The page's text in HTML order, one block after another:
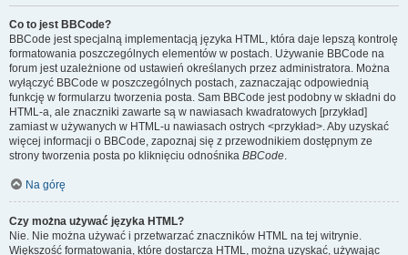
Co to jest BBCode?
BBCode jest specjalną implementacją języka HTML, która daje lepszą kontrolę
formatowania poszczególnych elementów w postach. Używanie BBCode na
forum jest uzależnione od ustawień określanych przez administratora. Można
wyłączyć BBCode w poszczególnych postach, zaznaczając odpowiednią
funkcję w formularzu tworzenia posta. Sam BBCode jest podobny w składni do
HTML-a, ale znaczniki zawarte są w nawiasach kwadratowych [przykład]
zamiast w używanych w HTML-u nawiasach ostrych <przykład>. Aby uzyskać
więcej informacji o BBCode, zapoznaj się z przewodnikiem dostępnym ze
strony tworzenia posta po kliknięciu odnośnika BBCode.
Na górę
Czy można używać języka HTML?
Nie. Nie można używać i przetwarzać znaczników HTML na tej witrynie.
Większość formatowania, które dostarcza HTML, można uzyskać, używając